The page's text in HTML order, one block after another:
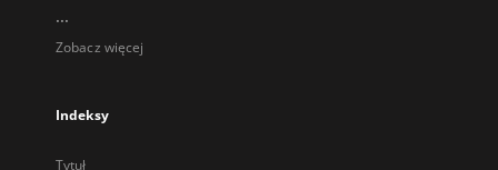
...
Zobacz więcej
Indeksy
Tytuł